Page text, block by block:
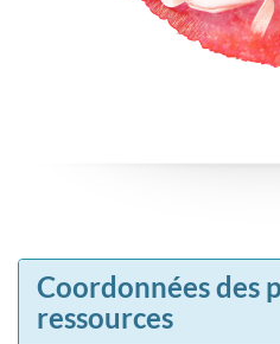
Coordonnées des
ressources